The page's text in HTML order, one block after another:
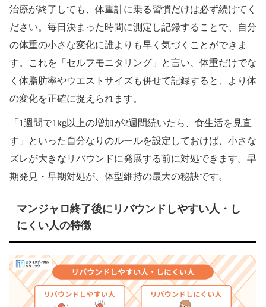
治療が終了しても、体重計に乗る習慣だけは必ず続けてく
ださい。毎日決まった時間に測定し記録することで、自分
の体重の小さな変化に誰よりも早く気づくことができま
す。これを「セルフモニタリング」と言い、体重だけでな
く体脂肪率やウエストサイズも併せて記録すると、より体
の変化を正確に捉えられます。
「1週間で1kg以上の増加が2週間続いたら、食生活を見直
す」といった自分なりのルールを設定しておけば、小さな
ズレが大きなリバウンドに発展する前に対処できます。早
期発見・早期対処が、体型維持の最大の秘訣です。
マンジャロ終了後にリバウンドしやすい人・し
にくい人の特徴